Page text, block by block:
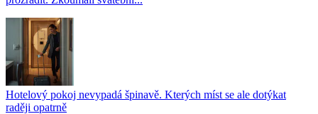
Hotelový pokoj nevypadá špinavě. Kterých míst se ale dotýkat
raději opatrně